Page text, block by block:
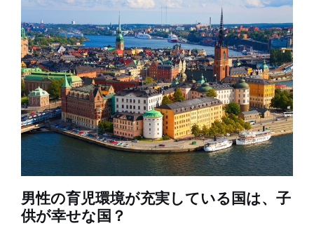
男性の育児環境が充実している国は、子
供が幸せな国？